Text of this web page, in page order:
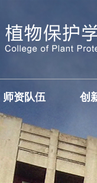
师资队伍 创